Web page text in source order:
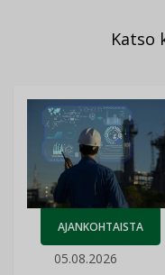
Katso
AJANKOHTAISTA
05.08.2026